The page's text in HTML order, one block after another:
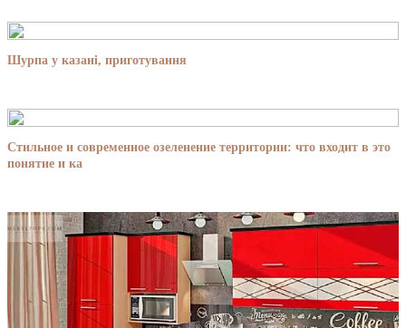
Шурпа у казані, приготування
Стильное и современное озеленение территории: что входит в это
понятие и ка